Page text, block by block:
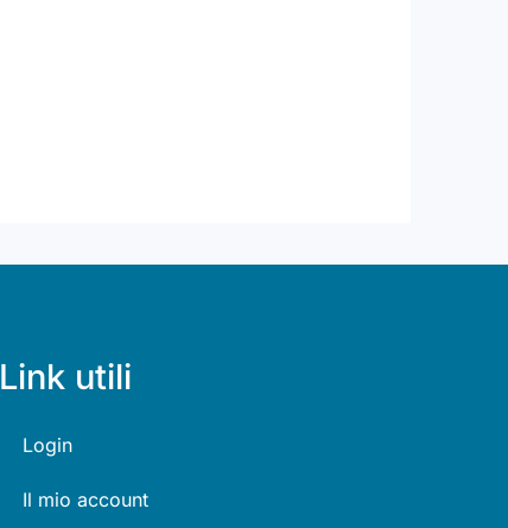
Link utili
Login
Il mio account